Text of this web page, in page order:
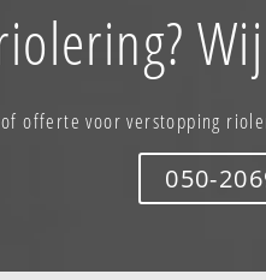
offerte voor verstopping
050-